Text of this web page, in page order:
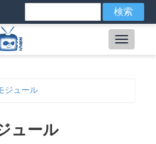
メ
イ
移
動
検
Main
ジュール
ュール